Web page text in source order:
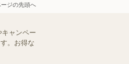
ジの先頭へ
ャンペー
。お得な